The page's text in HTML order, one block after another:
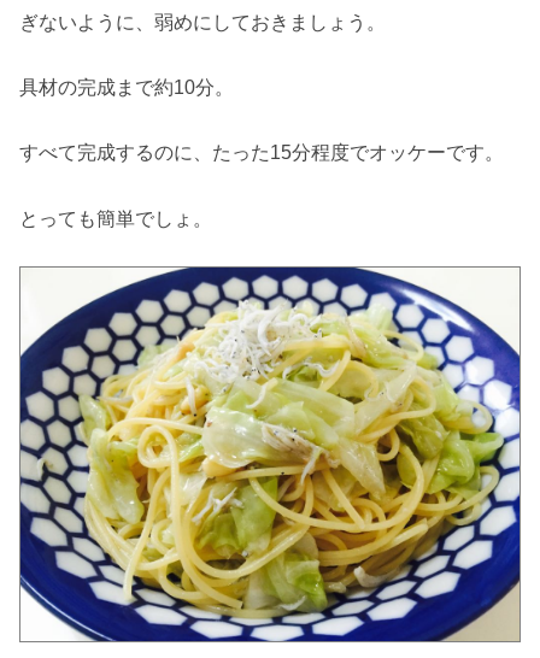
ぎないように、弱めにしておきましょう。
具材の完成まで約10分。
すべて完成するのに、たった15分程度でオッケーです。
とっても簡単でしょ。